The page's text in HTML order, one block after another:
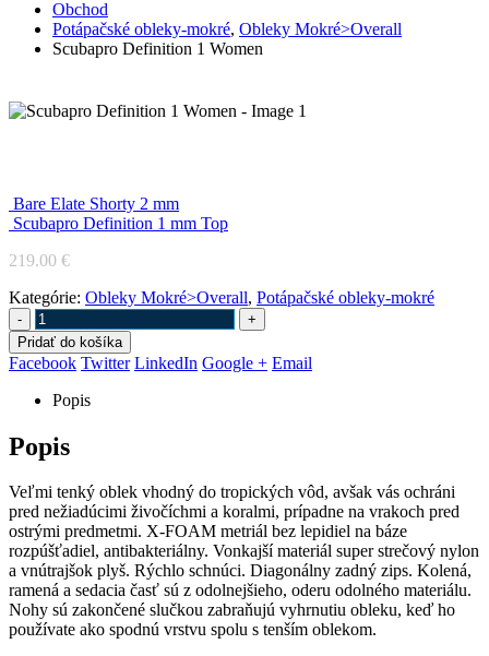
Obchod
Potápačské obleky-mokré, Obleky Mokré>Overall
Scubapro Definition 1 Women
Bare Elate Shorty 2 mm
Scubapro Definition 1 mm Top
219.00 €
Kategórie: Obleky Mokré>Overall, Potápačské obleky-mokré
-
+
Pridať do košíka
Facebook Twitter LinkedIn Google + Email
Popis
Popis
Veľmi tenký oblek vhodný do tropických vôd, avšak vás ochráni
pred nežiadúcimi živočíchmi a koralmi, prípadne na vrakoch pred
ostrými predmetmi. X-FOAM metriál bez lepidiel na báze
rozpúšťadiel, antibakteriálny. Vonkajší materiál super strečový nylon
a vnútrajšok plyš. Rýchlo schnúci. Diagonálny zadný zips. Kolená,
ramená a sedacia časť sú z odolnejšieho, oderu odolného materiálu.
Nohy sú zakončené slučkou zabraňujú vyhrnutiu obleku, keď ho
používate ako spodnú vrstvu spolu s tenším oblekom.